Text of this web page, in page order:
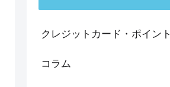
クレジットカード・ポイント
コラム